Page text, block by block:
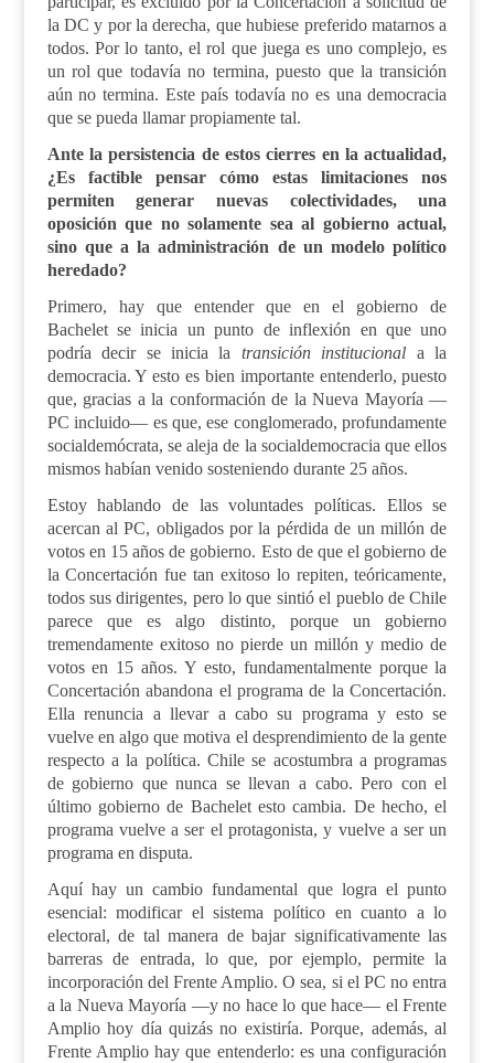
la DC y por la derecha, que hubiese preferido matarnos a
todos. Por lo tanto, el rol que juega es uno complejo, es
un rol que todavía no termina, puesto que la transición
aún no termina. Este país todavía no es una democracia
que se pueda llamar propiamente tal.
Ante la persistencia de estos cierres en la actualidad,
¿Es factible pensar cómo estas limitaciones nos
permiten generar nuevas colectividades, una
oposición que no solamente sea al gobierno actual,
sino que a la administración de un modelo político
heredado?
Primero, hay que entender que en el gobierno de
Bachelet se inicia un punto de inflexión en que uno
podría decir se inicia la transición institucional a la
democracia. Y esto es bien importante entenderlo, puesto
que, gracias a la conformación de la Nueva Mayoría —
PC incluido— es que, ese conglomerado, profundamente
socialdemócrata, se aleja de la socialdemocracia que ellos
mismos habían venido sosteniendo durante 25 años.
Estoy hablando de las voluntades políticas. Ellos se
acercan al PC, obligados por la pérdida de un millón de
votos en 15 años de gobierno. Esto de que el gobierno de
la Concertación fue tan exitoso lo repiten, teóricamente,
todos sus dirigentes, pero lo que sintió el pueblo de Chile
parece que es algo distinto, porque un gobierno
tremendamente exitoso no pierde un millón y medio de
votos en 15 años. Y esto, fundamentalmente porque la
Concertación abandona el programa de la Concertación.
Ella renuncia a llevar a cabo su programa y esto se
vuelve en algo que motiva el desprendimiento de la gente
respecto a la política. Chile se acostumbra a programas
de gobierno que nunca se llevan a cabo. Pero con el
último gobierno de Bachelet esto cambia. De hecho, el
programa vuelve a ser el protagonista, y vuelve a ser un
programa en disputa.
Aquí hay un cambio fundamental que logra el punto
esencial: modificar el sistema político en cuanto a lo
electoral, de tal manera de bajar significativamente las
barreras de entrada, lo que, por ejemplo, permite la
incorporación del Frente Amplio. O sea, si el PC no entra
a la Nueva Mayoría —y no hace lo que hace— el Frente
Amplio hoy día quizás no existiría. Porque, además, al
Frente Amplio hay que entenderlo: es una configuración